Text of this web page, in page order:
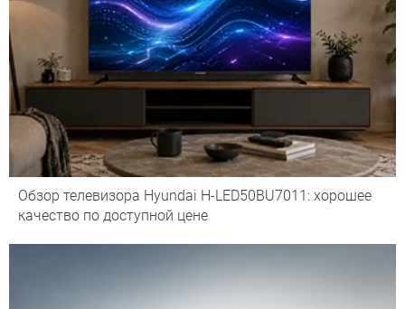
Обзор телевизора Hyundai H-LED50BU7011: хорошее
качество по доступной цене